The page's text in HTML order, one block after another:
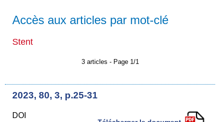
Accès aux articles par mot-clé
Stent
3 articles - Page 1/1
2023, 80, 3, p.25-31
DOI